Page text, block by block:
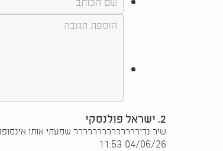
2. ישראל פולנסקי
שיר נדירררררררררררררר שמעתי אותו
04/06/26 11:53